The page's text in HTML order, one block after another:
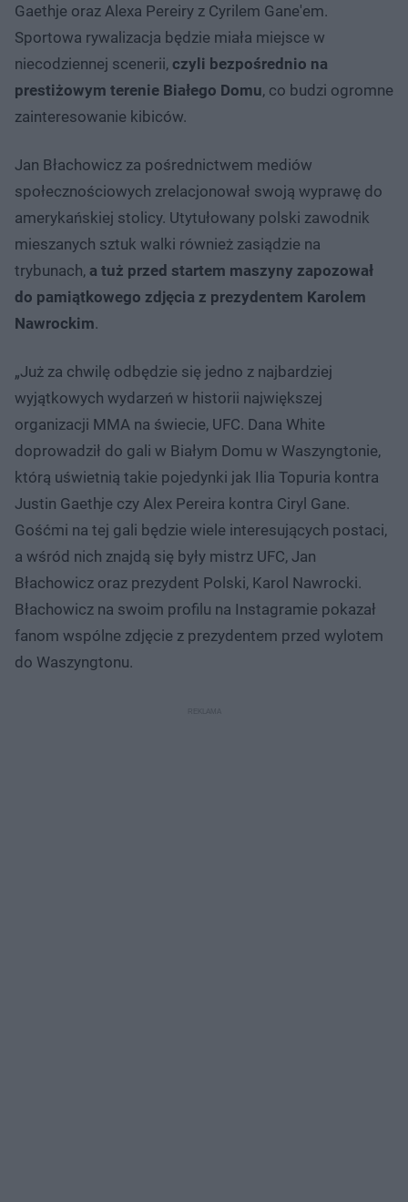
Gaethje oraz Alexa Pereiry z Cyrilem Gane'em.
Sportowa rywalizacja będzie miała miejsce w
niecodziennej scenerii, czyli bezpośrednio na
prestiżowym terenie Białego Domu, co budzi ogromne
zainteresowanie kibiców.
Jan Błachowicz za pośrednictwem mediów
społecznościowych zrelacjonował swoją wyprawę do
amerykańskiej stolicy. Utytułowany polski zawodnik
mieszanych sztuk walki również zasiądzie na
trybunach, a tuż przed startem maszyny zapozował
do pamiątkowego zdjęcia z prezydentem Karolem
Nawrockim.
„Już za chwilę odbędzie się jedno z najbardziej
wyjątkowych wydarzeń w historii największej
organizacji MMA na świecie, UFC. Dana White
doprowadził do gali w Białym Domu w Waszyngtonie,
którą uświetnią takie pojedynki jak Ilia Topuria kontra
Justin Gaethje czy Alex Pereira kontra Ciryl Gane.
Gośćmi na tej gali będzie wiele interesujących postaci,
a wśród nich znajdą się były mistrz UFC, Jan
Błachowicz oraz prezydent Polski, Karol Nawrocki.
Błachowicz na swoim profilu na Instagramie pokazał
fanom wspólne zdjęcie z prezydentem przed wylotem
do Waszyngtonu.